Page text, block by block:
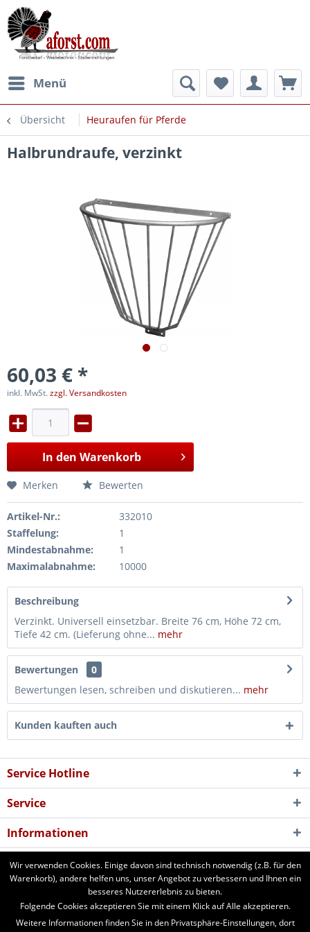
Menü
Übersicht Heuraufen für Pferde
Halbrundraufe, verzinkt
60,03 € *
inkl. MwSt.zzgl. Versandkosten
In den Warenkorb
Merken Bewerten
Artikel-Nr.:
332010
Staffelung:
1
Mindestabnahme:
1
Maximalabnahme:
10000
Beschreibung
Verzinkt. Universell einsetzbar. Breite 76 cm, Höhe 72 cm,
Tiefe 42 cm. (Lieferung ohne... mehr
Bewertungen
0
Bewertungen lesen, schreiben und diskutieren... mehr
Kunden kauften auch
Service Hotline
Service
Informationen
Newsletter
aforst.com - Ihr Fachhändler für Patura Weide- und Stalltechnik,
Weidezäune, Euronetze, electra Weidezaungeräte. 24 Stunden online
Wir verwenden Cookies. Einige davon sind technisch notwendig (z.B. für den
Warenkorb), andere helfen uns, unser Angebot zu verbessern und Ihnen ein
besseres Nutzererlebnis zu bieten.
Folgende Cookies akzeptieren Sie mit einem Klick auf Alle akzeptieren.
Weitere Informationen finden Sie in den Privatsphäre-Einstellungen, dort